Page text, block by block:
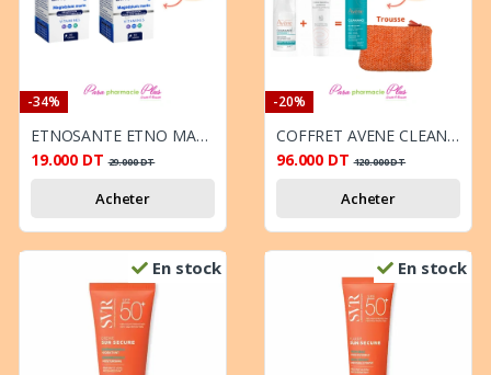
-34%
ETNOSANTE ETNO MAG LOT DE 2
19.000 DT 29.000DT
Acheter
-20%
COFFRET AVENE CLEANANCE COMEDOMED + CICALFATE + CREME REPARATRICE 40 ml + MINI GEL + TROUSSE OFFERTS
96.000 DT 120.000DT
Acheter
En stock En stock